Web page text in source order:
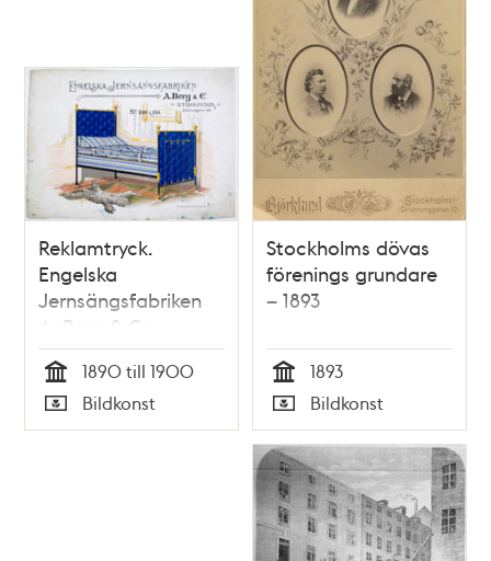
Reklamtryck.
Engelska
Jernsängsfabriken
A. Berg & Co
Tid
1890 till 1900
Typ
Bildkonst
Stockholms dövas
förenings grundare
– 1893
Tid
1893
Typ
Bildkonst